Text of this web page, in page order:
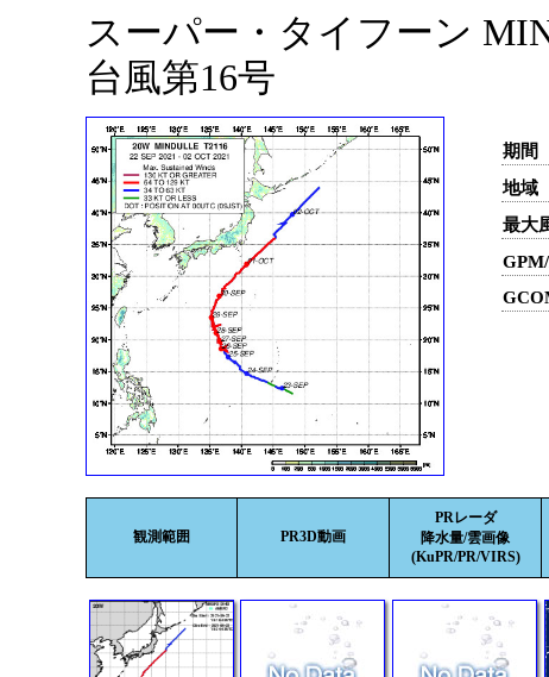
スーパー・タイフーン
台風第16号
期間
地域
最大
観測範囲 PR3D動画
PRレーダ
降水量/雲画像
(KuPR/PR/VIRS)